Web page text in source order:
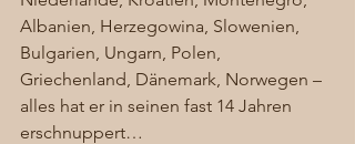
Albanien, Herzegowina, Slowenien,
Bulgarien, Ungarn, Polen,
Griechenland, Dänemark, Norwegen –
alles hat er in seinen fast 14 Jahren
erschnuppert…